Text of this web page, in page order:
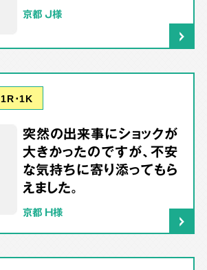
京都 J様
1R･1K
突然の出来事にショックが
大きかったのですが、不安
な気持ちに寄り添ってもら
えました。
京都 H様